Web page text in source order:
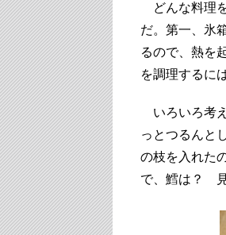
どんな料理
だ。第一、氷
るので、熱を
を調理するに
いろいろ考
っとつるんと
の枝を入れた
で、鱈は？ 見